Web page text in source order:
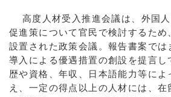
高度人材受入推進会議は、外国
促進策について官民で検討するため
設置された政策会議。報告書案では
導入による優遇措置の創設を提言し
歴や資格、年収、日本語能力等によ
え、一定の得点以上の人材には、在